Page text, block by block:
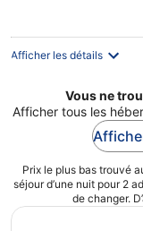
Afficher les détails
Vous ne
Afficher tous les
Prix le plus bas trouvé
séjour d’une nuit pour 2
de changer.